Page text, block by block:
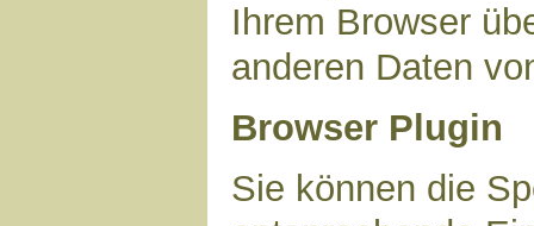
Ihrem Browser
anderen Daten
Browser Plugin
Sie können die